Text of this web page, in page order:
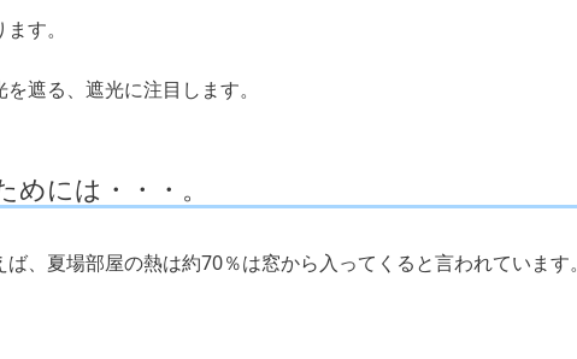
す。
遮る、遮光に注目します。
には・・・。
、夏場部屋の熱は約70％は窓から入ってくると言われています。